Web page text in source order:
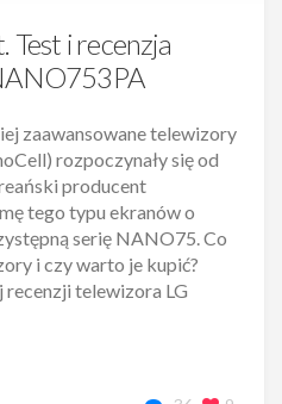
Test i recenzja
zaawansowane telewizory
rozpoczynały się od
producent
tego typu ekranów o
serię NANO75. Co
i czy warto je kupić?
recenzji telewizora LG